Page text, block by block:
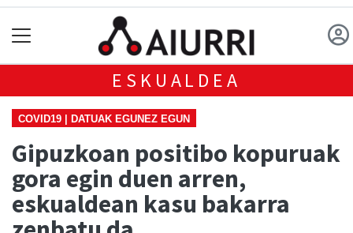
ESKUALDEA
COVID19 | DATUAK EGUNEZ EGUN
Gipuzkoan positibo kopuruak
gora egin duen arren,
eskualdean kasu bakarra